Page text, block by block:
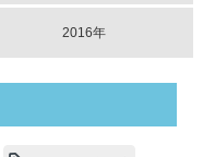
2016年